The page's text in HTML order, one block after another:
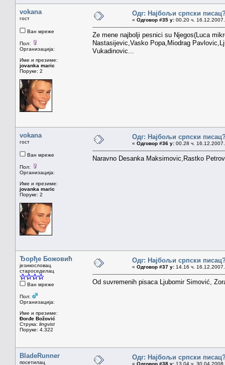
vokana
гост
Ван мреже
Пол:
Организација:
Име и презиме:
jovanka maric
Поруке: 2
Одг: Најбољи српски
« Одговор #35 у: 00.20 ч.
Ze mene najbolji pesnici su Njegos(Luca
Nastasijevic,Vasko Popa,Miodrag
Vukadinovic...
vokana
гост
Ван мреже
Пол:
Организација:
Име и презиме:
jovanka maric
Поруке: 2
Одг: Најбољи српски
« Одговор #36 у: 00.28 ч.
Naravno Desanka Maksimovic,Rastko
Ђорђе Божовић
језикословац
староседелац
Ван мреже
Пол:
Организација:
Име и презиме:
Đorđe Božović
Струка: lingvist
Поруке: 4.322
Одг: Најбољи српски
« Одговор #37 у: 14.16 ч.
Od suvremenih pisaca Ljubomir Simović,
BladeRunner
посетилац
Одг: Најбољи српски
« Одговор #38 у: 13.04 ч.